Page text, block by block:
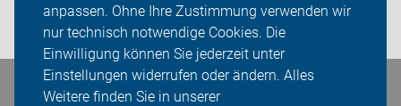
anpassen. Ohne Ihre Zustimmung verwenden wir
nur technisch notwendige Cookies. Die
Einwilligung können Sie jederzeit unter
Einstellungen widerrufen oder ändern. Alles
Weitere finden Sie in unserer
Login
Bleiben Sie in Kontakt